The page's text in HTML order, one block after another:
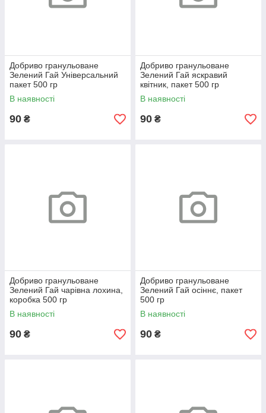
Добриво гранульоване
Зелений Гай Універсальний
пакет 500 гр
В наявності
90 ₴
Добриво гранульоване
Зелений Гай яскравий
квітник, пакет 500 гр
В наявності
90 ₴
Добриво гранульоване
Зелений Гай чарівна лохина,
коробка 500 гр
В наявності
90 ₴
Добриво гранульоване
Зелений Гай осіннє, пакет
500 гр
В наявності
90 ₴